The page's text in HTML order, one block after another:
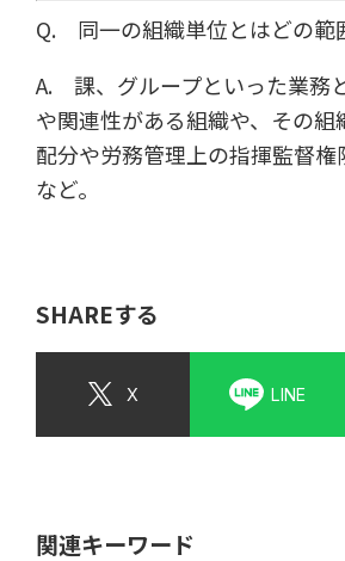
Q. 同一の組織単位とはどの範
A. 課、グループといった業務
や関連性がある組織や、その組
配分や労務管理上の指揮監督
など。
SHAREする
X LINE
関連キーワード